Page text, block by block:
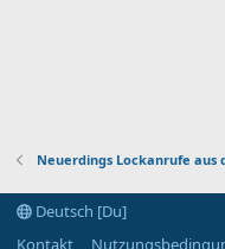
Neuerdings Lockanrufe aus
Deutsch [Du]
Kontakt